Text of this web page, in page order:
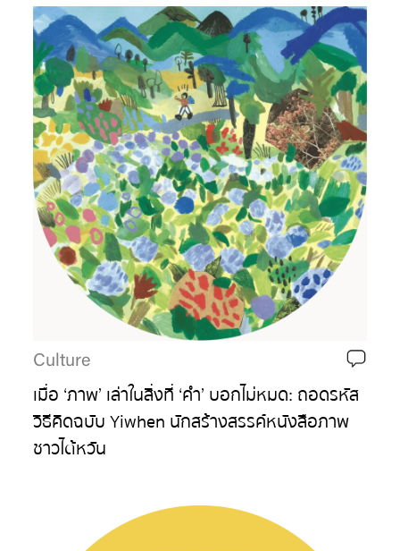
Culture
เมื่อ ‘ภาพ’ เล่าในสิ่งที่ ‘คำ’ บอกไม่หมด: ถอดรหัส
วิธีคิดฉบับ Yiwhen นักสร้างสรรค์หนังสือภาพ
ชาวไต้หวัน